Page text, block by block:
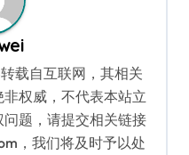
载自互联网，其相关
权威，不代表本站立
题，请提交相关链接
，我们将及时予以处